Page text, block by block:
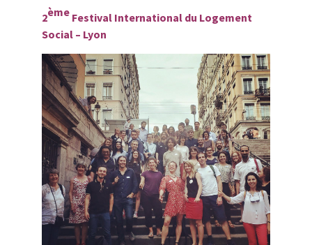
2ème Festival International du Logement
Social – Lyon